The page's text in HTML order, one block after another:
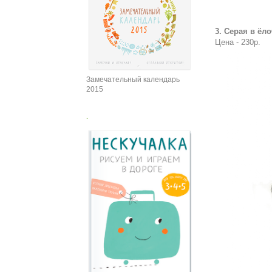
3. Серая в
Цена - 230р.
Замечательный календарь
2015
.